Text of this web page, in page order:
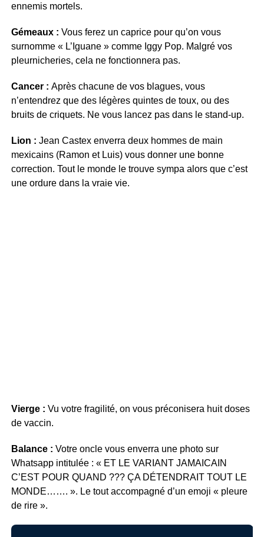
ennemis mortels.
Gémeaux : Vous ferez un caprice pour qu’on vous
surnomme « L’Iguane » comme Iggy Pop. Malgré vos
pleurnicheries, cela ne fonctionnera pas.
Cancer : Après chacune de vos blagues, vous
n’entendrez que des légères quintes de toux, ou des
bruits de criquets. Ne vous lancez pas dans le stand-up.
Lion : Jean Castex enverra deux hommes de main
mexicains (Ramon et Luis) vous donner une bonne
correction. Tout le monde le trouve sympa alors que c’est
une ordure dans la vraie vie.
Vierge : Vu votre fragilité, on vous préconisera huit doses
de vaccin.
Balance : Votre oncle vous enverra une photo sur
Whatsapp intitulée : « ET LE VARIANT JAMAICAIN
C’EST POUR QUAND ??? ÇA DÉTENDRAIT TOUT LE
MONDE……. ». Le tout accompagné d’un emoji « pleure
de rire ».